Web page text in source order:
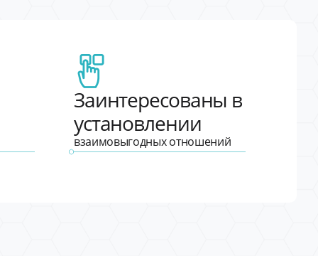
Заинтересованы в
установлении
взаимовыгодных отношений